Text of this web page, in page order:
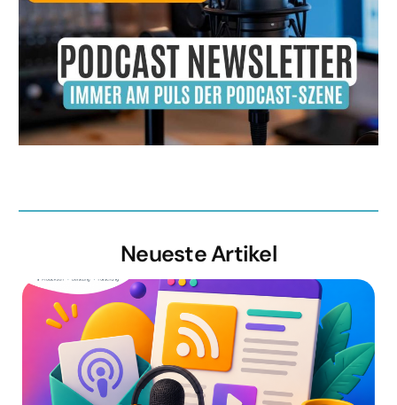
Neueste Artikel